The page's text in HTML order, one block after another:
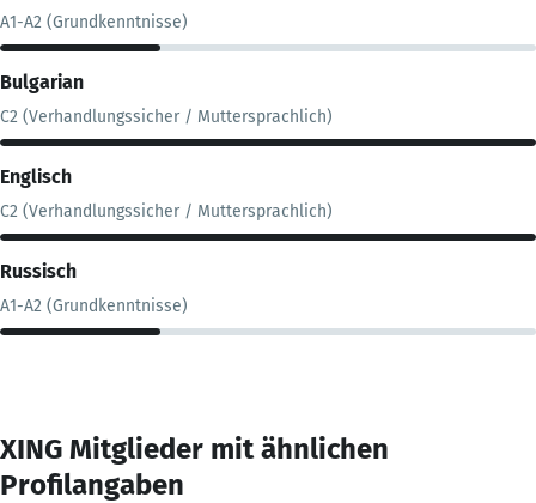
A1-A2 (Grundkenntnisse)
Bulgarian
C2 (Verhandlungssicher / Muttersprachlich)
Englisch
C2 (Verhandlungssicher / Muttersprachlich)
Russisch
A1-A2 (Grundkenntnisse)
XING Mitglieder mit ähnlichen
Profilangaben